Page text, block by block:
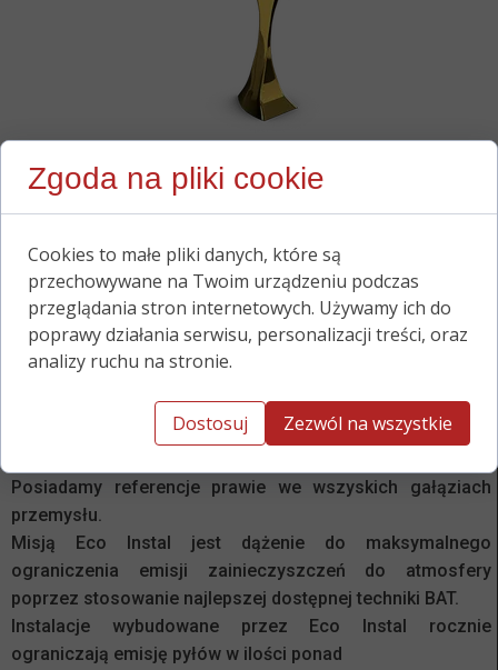
Zasłużony dla Polskiej Ekolgii
Dowiedz się więcej
Eco Instal wybudował ponad 800 instalacji ochrony
Posiadamy referencje prawie we wszyskich gałąziach
przemysłu.
Misją Eco Instal jest dążenie do maksymalnego
ograniczenia emisji zainieczyszczeń do atmosfery
poprzez stosowanie najlepszej dostępnej techniki BAT.
Instalacje wybudowane przez Eco Instal rocznie
ograniczają emisję pyłów w ilości ponad
Zgoda na pliki cookie
Cookies to małe pliki danych, które są
przechowywane na Twoim urządzeniu podczas
przeglądania stron internetowych. Używamy ich do
poprawy działania serwisu, personalizacji treści, oraz
analizy ruchu na stronie.
Dostosuj Zezwól na wszystkie